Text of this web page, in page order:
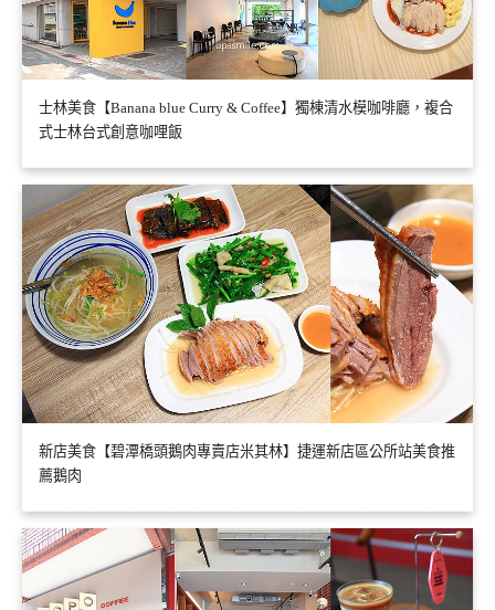
士林美食【Banana blue Curry & Coffee】獨棟清水模咖啡廳，複合
式士林台式創意咖哩飯
新店美食【碧潭橋頭鵝肉專賣店米其林】捷運新店區公所站美食推
薦鵝肉